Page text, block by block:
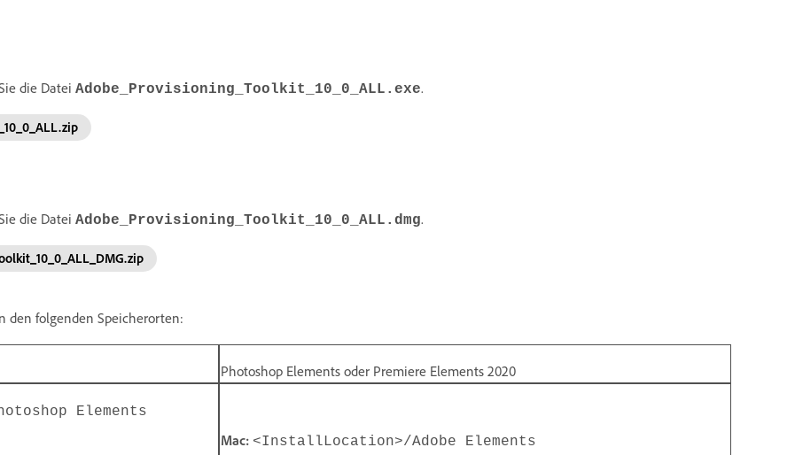
die Datei Adobe_Provisioning_Toolkit_10_0_ALL.exe.
die Datei Adobe_Provisioning_Toolkit_10_0_ALL.dmg.
den folgenden Speicherorten:
Photoshop Elements oder Premiere Elements 2020
Elements
Mac: <InstallLocation>/Adobe Elements